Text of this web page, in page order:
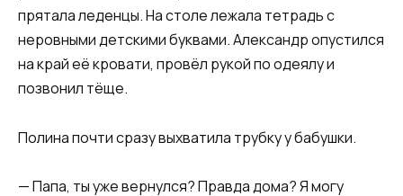
прятала леденцы. На столе лежала тетрадь с
неровными детскими буквами. Александр опустился
на край её кровати, провёл рукой по одеялу и
позвонил тёще.
Полина почти сразу выхватила трубку у бабушки.
— Папа, ты уже вернулся? Правда дома? Я могу